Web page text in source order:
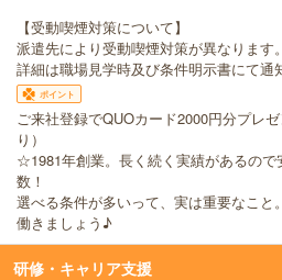
【受動喫煙対策について】
派遣先により受動喫煙対策が異なります。
詳細は職場見学時及び条件明示書にて通
ポイント
ご来社登録でQUOカード2000円分プレ
り）
☆1981年創業。長く続く実績があるの
数！
選べる条件が多いって、実は重要なこと
働きましょう♪
研修・キャリア支援